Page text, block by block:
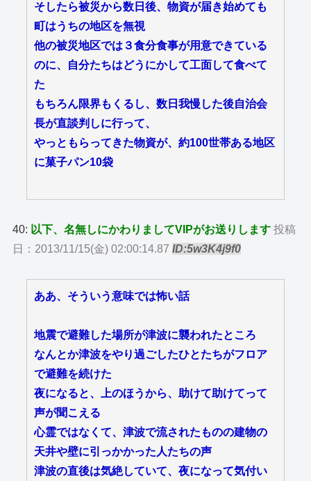
そしたら被災から数日後、物資が届き始めても
町はうちの地区を無視
他の被災地区では３食分食事が用意できている
のに、自分たちはどうにかして工面して食べて
た
もちろん限界もくるし、数日我慢した後自治会
長が直談判しに行って、
やっともらってきた物資が、約100世帯ある地区
に菓子パン10袋
40: 以下、名無しにかわりましてVIPがお送りします 投稿
日：2013/11/15(金) 02:00:14.87ID:5w3K4j9f0
ああ、そういう意味では怖い話
地震で避難した場所が津波に襲われたところ
なんとか津波をやり過ごしたひとたちがフロア
で避難を続けた
夜になると、上のほうから、助けて助けてって
声が聞こえる
心霊ではなくて、津波で流されたものの建物の
天井や壁に引っかかった人たちの声
津波の直後は気絶していて、夜になって気付い